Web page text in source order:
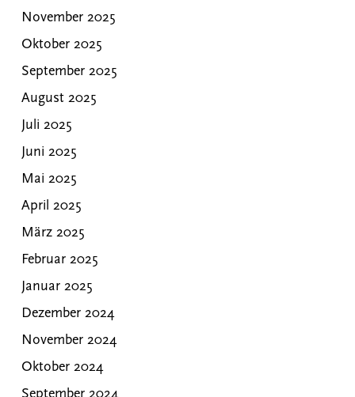
November 2025
Oktober 2025
September 2025
August 2025
Juli 2025
Juni 2025
Mai 2025
April 2025
März 2025
Februar 2025
Januar 2025
Dezember 2024
November 2024
Oktober 2024